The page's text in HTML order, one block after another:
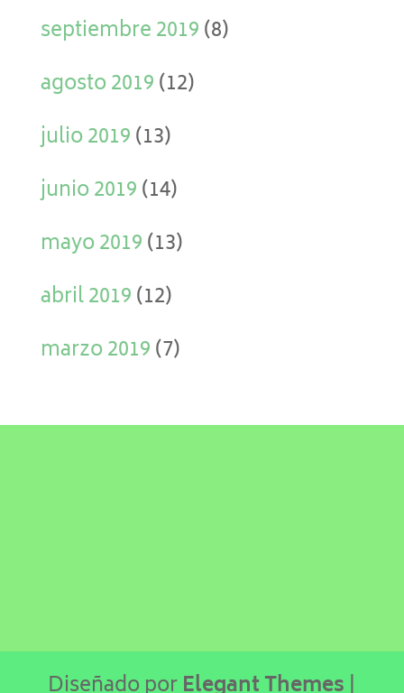
septiembre 2019(8)
agosto 2019(12)
julio 2019(13)
junio 2019(14)
mayo 2019(13)
abril 2019(12)
marzo 2019(7)